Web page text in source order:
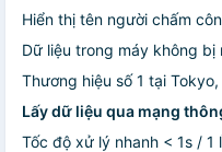
Hiển thị tên người chấm
Dữ liệu trong máy không
Thương hiệu số 1 tại
Lấy dữ liệu qua mạng
Tốc độ xử lý nhanh < 1s / 1